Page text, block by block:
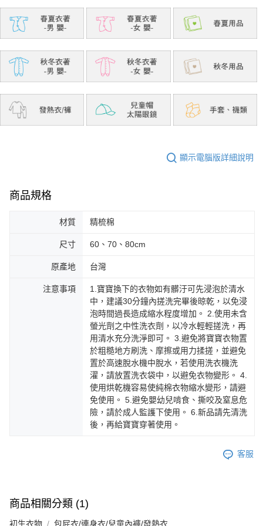
顯示電腦版詳細說明
商品規格
材質 精梳棉
尺寸 60、70、80cm
原產地 台灣
注意事項
1.寶寶換下的衣物如有髒汙可先浸泡於清水
中，建議30分鐘內搓洗完畢後晾乾，以免浸
泡時間過長造成縮水程度增加。 2.使用未含
螢光劑之中性洗衣劑，以冷水輕輕搓洗，再
用清水充分洗淨即可。 3.避免將寶寶衣物置
於粗糙地方刷洗、摩擦或用力揉搓，並避免
置於高速脫水機中脫水，若使用洗衣機洗
濯，請放置洗衣袋中，以避免衣物變形。 4.
使用烘乾機容易使純棉衣物縮水變形，請避
免使用。 5.避免嬰幼兒啃食、撕咬及窒息危
險，請於成人監護下使用。 6.新品請先清洗
後，再給寶寶穿著使用。
客服
商品相關分類 (1)
初生衣物 包屁衣/連身衣/兒童內褲/發熱衣